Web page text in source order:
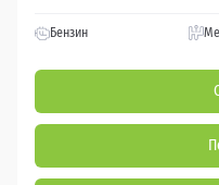
Бензин